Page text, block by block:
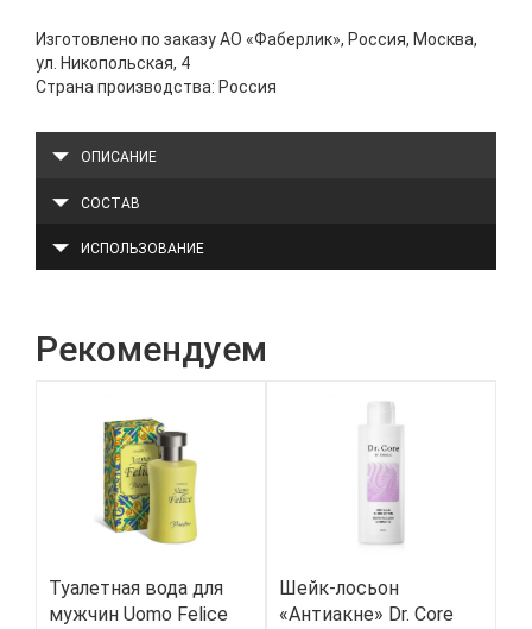
Изготовлено по заказу АО «Фаберлик», Россия, Москва,
ул. Никопольская, 4
Страна производства: Россия
ОПИСАНИЕ
СОСТАВ
ИСПОЛЬЗОВАНИЕ
Рекомендуем
Туалетная вода для
мужчин Uomo Felice
Шейк-лосьон
«Антиакне» Dr. Core